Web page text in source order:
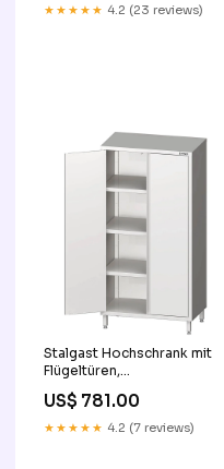
★★★★★ 4.2 (23 reviews)
Stalgast Hochschrank mit
Flügeltüren,
1000x700x2000 mm,
verschweißt OK
US$ 781.00
★★★★★ 4.2 (7 reviews)